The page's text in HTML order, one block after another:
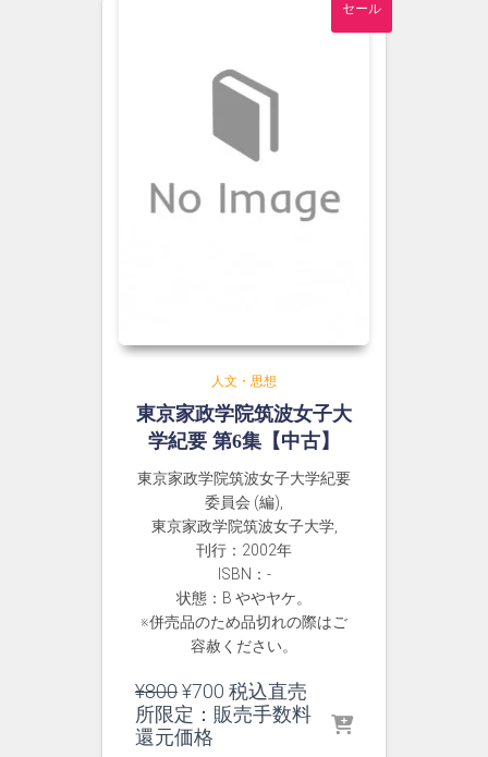
セール
人文・思想
東京家政学院筑波女子大
学紀要 第6集【中古】
東京家政学院筑波女子大学紀要
委員会 (編),
東京家政学院筑波女子大学,
刊行：2002年
ISBN：-
状態：B ややヤケ。
※併売品のため品切れの際はご
容赦ください。
¥800元
の
価
¥700 現
在
税込直売
所限定：販売手数料
還元価格